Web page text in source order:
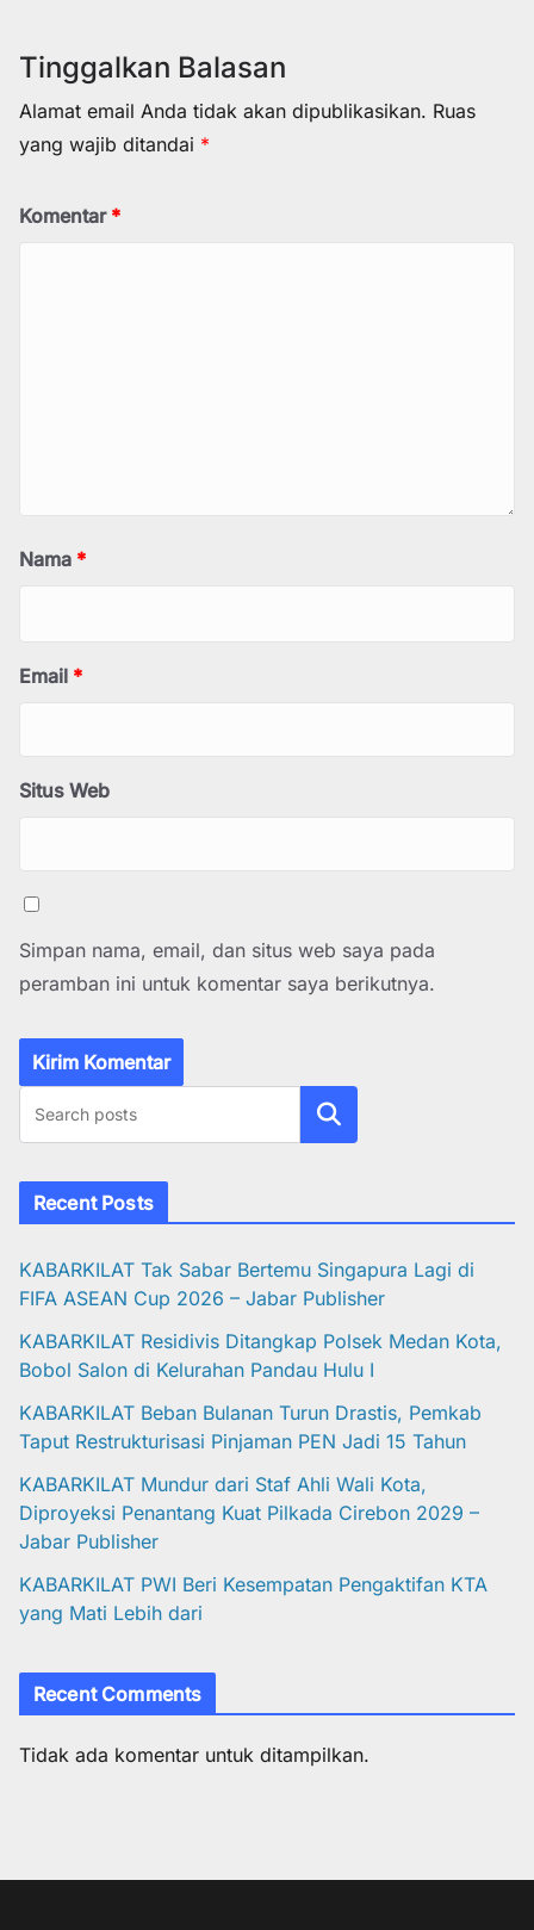
Tinggalkan Balasan
Alamat email Anda tidak akan dipublikasikan. Ruas
yang wajib ditandai *
Komentar *
Nama *
Email *
Situs Web
Simpan nama, email, dan situs web saya pada
peramban ini untuk komentar saya berikutnya.
Cari
Recent Posts
KABARKILAT Tak Sabar Bertemu Singapura Lagi di
FIFA ASEAN Cup 2026 – Jabar Publisher
KABARKILAT Residivis Ditangkap Polsek Medan Kota,
Bobol Salon di Kelurahan Pandau Hulu I
KABARKILAT Beban Bulanan Turun Drastis, Pemkab
Taput Restrukturisasi Pinjaman PEN Jadi 15 Tahun‎
KABARKILAT Mundur dari Staf Ahli Wali Kota,
Diproyeksi Penantang Kuat Pilkada Cirebon 2029 –
Jabar Publisher
KABARKILAT PWI Beri Kesempatan Pengaktifan KTA
yang Mati Lebih dari
Recent Comments
Tidak ada komentar untuk ditampilkan.